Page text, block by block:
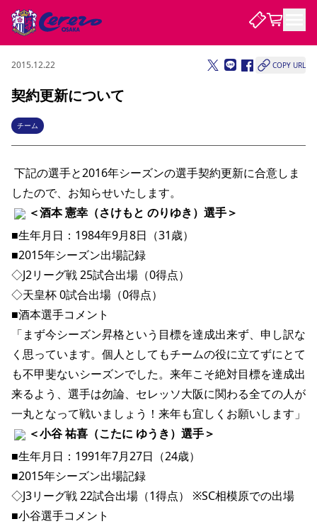
試合・チーム
試合について
試合日程 / 結果 順位表
チームについて
選手・スタッフ スケジュール メディア情報
アカデミー
ハナサカプレーヤー 歴代所属選手
観戦する
チケット
チケット情報 販売スケジュール 価格・席種
シーズンシート
特定興行入場券
譲渡サービス リセールサービス
観戦ガイド
観戦マナー&ルール ビジターサポーター観戦ガイド
スタジアム
YANMAR HANASAKA STADIUM
DAZNで観戦
DAZNで観戦
アウェイツアー
よくある質問
よくある質問
クラブを知る
セレッソ大阪について
クラブ紹介 沿革 シーズン記録 求人情報
パートナー企業募集中 セレッソ大阪VISAカード
セレッソアイデアちょうだいな 応援商店街
Lise（ライセンスビジネス）
サステナビリティ
インパクトレポート
活動レポート SPORT POSITIVE LEAGUES 取り組み実績
スポーツクラブ
スポーツクラブ
関連団体/施設
長居公園 セレッソフットサルパーク
セレッソスポーツパーク舞洲
YANMAR HANASAKA STADIUM
セレッソ大阪アカデミー
子供のサッカースクール
大人のサッカースクール
ファンクラブ
ファンクラブ
SAKURA SOCIO SAKURA POINT Program
まいセレチケット 会員規定 婚姻届・出生届・命名書
ニュース
ニュース
すべて チーム グッズ チケット イベント ファンクラブ
ホームタウン
パートナー スポーツクラブ メディア 30周年
レディース
アカデミー
2015.12.22 COPY URL
契約更新について
チーム
したので、お知らせいたします。
＜酒本 憲幸（さけもと のりゆき）選手＞
■生年月日：1984年9月8日（31歳）
■2015年シーズン出場記録
◇J2リーグ戦 25試合出場（0得点）
◇天皇杯 0試合出場（0得点）
■酒本選手コメント
「まず今シーズン昇格という目標を達成出来ず、申し訳な
く思っています。個人としてもチームの役に立てずにとて
も不甲斐ないシーズンでした。来年こそ絶対目標を達成出
来るよう、選手は勿論、セレッソ大阪に関わる全ての人が
＜小谷 祐喜（こたに ゆうき）選手＞
■生年月日：1991年7月27日（24歳）
■2015年シーズン出場記録
◇J3リーグ戦 22試合出場（1得点） ※SC相模原での出場
■小谷選手コメント